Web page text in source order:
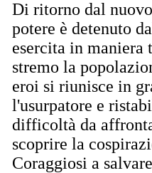
Di ritorno dal
potere è detenuto
esercita in maniera
stremo la
eroi si riunisce in
l'usurpatore e
difficoltà da
scoprire la
Coraggiosi a